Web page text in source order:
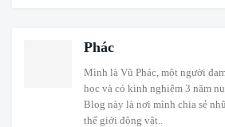
Phác
Mình là Vũ Phác, một người
học và có kinh nghiệm 3 năm
Blog này là nơi mình chia sẻ
thế giới động vật..